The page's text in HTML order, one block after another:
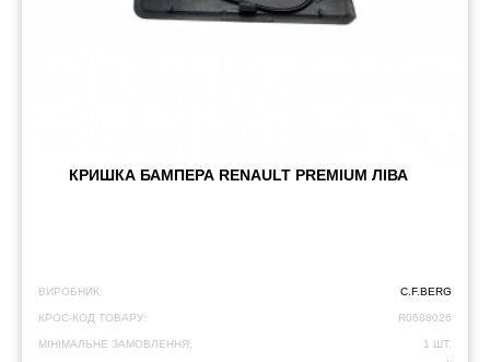
КРИШКА БАМПЕРА RENAULT PREMIUM ЛІВА
ВИРОБНИК: C.F.BERG
КРОС-КОД ТОВАРУ: R0688026
МІНІМАЛЬНЕ ЗАМОВЛЕННЯ: 1 ШТ.